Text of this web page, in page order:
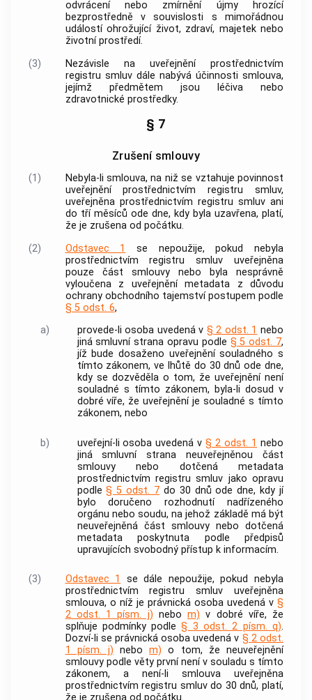
odvrácení nebo zmírnění újmy hrozící
bezprostředně v souvislosti s mimořádnou
událostí ohrožující život, zdraví, majetek nebo
životní prostředí.
(3)
Nezávisle na uveřejnění prostřednictvím
registru smluv dále nabývá účinnosti smlouva,
jejímž předmětem jsou léčiva nebo
zdravotnické prostředky.
§ 7
Zrušení smlouvy
(1)
Nebyla-li smlouva, na niž se vztahuje povinnost
uveřejnění prostřednictvím registru smluv,
uveřejněna prostřednictvím registru smluv ani
do tří měsíců ode dne, kdy byla uzavřena, platí,
že je zrušena od počátku.
(2)
Odstavec 1
se nepoužije, pokud nebyla
prostřednictvím registru smluv uveřejněna
pouze část smlouvy nebo byla nesprávně
vyloučena z uveřejnění metadata z důvodu
ochrany obchodního tajemství postupem podle
§ 5 odst. 6,
a)
provede-li osoba uvedená v § 2 odst. 1 nebo
jiná smluvní strana opravu podle § 5 odst. 7,
jíž bude dosaženo uveřejnění souladného s
tímto zákonem, ve lhůtě do 30 dnů ode dne,
kdy se dozvěděla o tom, že uveřejnění není
souladné s tímto zákonem, byla-li dosud v
dobré víře, že uveřejnění je souladné s tímto
zákonem, nebo
b) uveřejní-li osoba uvedená v§ 2 odst. 1 nebo
jiná smluvní strana neuveřejněnou část
smlouvy nebo dotčená metadata
prostřednictvím registru smluv jako opravu
podle§ 5 odst. 7 do 30 dnů ode dne, kdy jí
bylo doručeno rozhodnutí nadřízeného
orgánu nebo soudu, na jehož základě má být
neuveřejněná část smlouvy nebo dotčená
metadata poskytnuta podle předpisů
upravujících svobodný přístup k informacím.
(3) Odstavec 1
se dále nepoužije, pokud nebyla
prostřednictvím registru smluv uveřejněna
smlouva, o níž je právnická osoba uvedená v §
2 odst. 1 písm. j) nebo m) v dobré víře, že
splňuje podmínky podle§ 3 odst. 2 písm. q).
Dozví-li se právnická osoba uvedená v § 2 odst.
1 písm. j) nebom) o tom, že neuveřejnění
smlouvy podle věty první není v souladu s tímto
zákonem, a není-li smlouva uveřejněna
prostřednictvím registru smluv do 30 dnů, platí,